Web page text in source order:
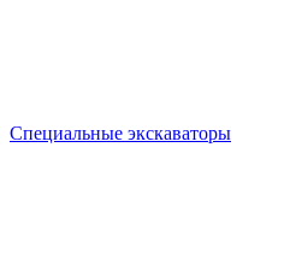
Специальные экскаваторы